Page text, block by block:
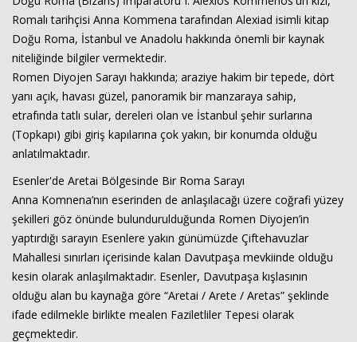
Romalı tarihçisi Anna Kommena tarafından Alexiad isimli kitap
Doğu Roma, İstanbul ve Anadolu hakkında önemli bir kaynak
niteliğinde bilgiler vermektedir.
Romen Diyojen Sarayı hakkında; araziye hakim bir tepede, dört
yanı açık, havası güzel, panoramik bir manzaraya sahip,
etrafında tatlı sular, dereleri olan ve İstanbul şehir surlarına
(Topkapı) gibi giriş kapılarına çok yakın, bir konumda olduğu
anlatılmaktadır.
Esenler'de Aretai Bölgesinde Bir Roma Sarayı
Anna Komnena’nın eserinden de anlaşılacağı üzere coğrafi yüzey
şekilleri göz önünde bulundurulduğunda Romen Diyojen’in
yaptırdığı sarayın Esenlere yakın günümüzde Çiftehavuzlar
Mahallesi sınırları içerisinde kalan Davutpaşa mevkiinde olduğu
kesin olarak anlaşılmaktadır. Esenler, Davutpaşa kışlasının
olduğu alan bu kaynağa göre “Aretai / Arete / Aretas” şeklinde
ifade edilmekle birlikte mealen Faziletliler Tepesi olarak
geçmektedir.